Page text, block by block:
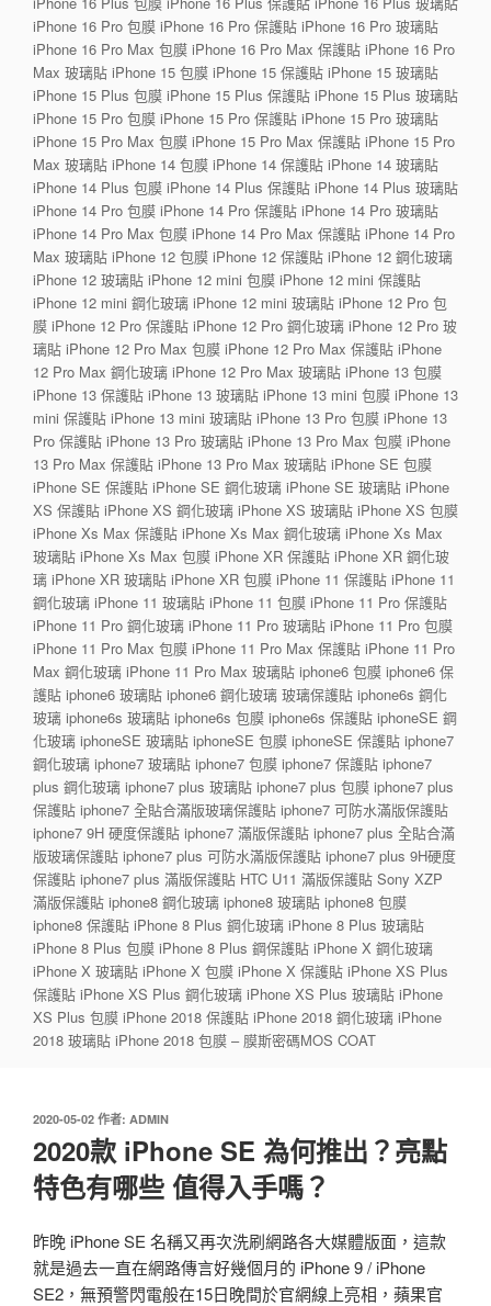
iPhone 16 Pro 包膜 iPhone 16 Pro 保護貼 iPhone 16 Pro 玻璃貼
iPhone 16 Pro Max 包膜 iPhone 16 Pro Max 保護貼 iPhone 16 Pro
Max 玻璃貼 iPhone 15 包膜 iPhone 15 保護貼 iPhone 15 玻璃貼
iPhone 15 Plus 包膜 iPhone 15 Plus 保護貼 iPhone 15 Plus 玻璃貼
iPhone 15 Pro 包膜 iPhone 15 Pro 保護貼 iPhone 15 Pro 玻璃貼
iPhone 15 Pro Max 包膜 iPhone 15 Pro Max 保護貼 iPhone 15 Pro
Max 玻璃貼 iPhone 14 包膜 iPhone 14 保護貼 iPhone 14 玻璃貼
iPhone 14 Plus 包膜 iPhone 14 Plus 保護貼 iPhone 14 Plus 玻璃貼
iPhone 14 Pro 包膜 iPhone 14 Pro 保護貼 iPhone 14 Pro 玻璃貼
iPhone 14 Pro Max 包膜 iPhone 14 Pro Max 保護貼 iPhone 14 Pro
Max 玻璃貼 iPhone 12 包膜 iPhone 12 保護貼 iPhone 12 鋼化玻璃
iPhone 12 玻璃貼 iPhone 12 mini 包膜 iPhone 12 mini 保護貼
iPhone 12 mini 鋼化玻璃 iPhone 12 mini 玻璃貼 iPhone 12 Pro 包
膜 iPhone 12 Pro 保護貼 iPhone 12 Pro 鋼化玻璃 iPhone 12 Pro 玻
璃貼 iPhone 12 Pro Max 包膜 iPhone 12 Pro Max 保護貼 iPhone
12 Pro Max 鋼化玻璃 iPhone 12 Pro Max 玻璃貼 iPhone 13 包膜
iPhone 13 保護貼 iPhone 13 玻璃貼 iPhone 13 mini 包膜 iPhone 13
mini 保護貼 iPhone 13 mini 玻璃貼 iPhone 13 Pro 包膜 iPhone 13
Pro 保護貼 iPhone 13 Pro 玻璃貼 iPhone 13 Pro Max 包膜 iPhone
13 Pro Max 保護貼 iPhone 13 Pro Max 玻璃貼 iPhone SE 包膜
iPhone SE 保護貼 iPhone SE 鋼化玻璃 iPhone SE 玻璃貼 iPhone
XS 保護貼 iPhone XS 鋼化玻璃 iPhone XS 玻璃貼 iPhone XS 包膜
iPhone Xs Max 保護貼 iPhone Xs Max 鋼化玻璃 iPhone Xs Max
玻璃貼 iPhone Xs Max 包膜 iPhone XR 保護貼 iPhone XR 鋼化玻
璃 iPhone XR 玻璃貼 iPhone XR 包膜 iPhone 11 保護貼 iPhone 11
鋼化玻璃 iPhone 11 玻璃貼 iPhone 11 包膜 iPhone 11 Pro 保護貼
iPhone 11 Pro 鋼化玻璃 iPhone 11 Pro 玻璃貼 iPhone 11 Pro 包膜
iPhone 11 Pro Max 包膜 iPhone 11 Pro Max 保護貼 iPhone 11 Pro
Max 鋼化玻璃 iPhone 11 Pro Max 玻璃貼 iphone6 包膜 iphone6 保
護貼 iphone6 玻璃貼 iphone6 鋼化玻璃 玻璃保護貼 iphone6s 鋼化
玻璃 iphone6s 玻璃貼 iphone6s 包膜 iphone6s 保護貼 iphoneSE 鋼
化玻璃 iphoneSE 玻璃貼 iphoneSE 包膜 iphoneSE 保護貼 iphone7
鋼化玻璃 iphone7 玻璃貼 iphone7 包膜 iphone7 保護貼 iphone7
plus 鋼化玻璃 iphone7 plus 玻璃貼 iphone7 plus 包膜 iphone7 plus
保護貼 iphone7 全貼合滿版玻璃保護貼 iphone7 可防水滿版保護貼
iphone7 9H 硬度保護貼 iphone7 滿版保護貼 iphone7 plus 全貼合滿
版玻璃保護貼 iphone7 plus 可防水滿版保護貼 iphone7 plus 9H硬度
保護貼 iphone7 plus 滿版保護貼 HTC U11 滿版保護貼 Sony XZP
滿版保護貼 iphone8 鋼化玻璃 iphone8 玻璃貼 iphone8 包膜
iphone8 保護貼 iPhone 8 Plus 鋼化玻璃 iPhone 8 Plus 玻璃貼
iPhone 8 Plus 包膜 iPhone 8 Plus 鋼保護貼 iPhone X 鋼化玻璃
iPhone X 玻璃貼 iPhone X 包膜 iPhone X 保護貼 iPhone XS Plus
保護貼 iPhone XS Plus 鋼化玻璃 iPhone XS Plus 玻璃貼 iPhone
XS Plus 包膜 iPhone 2018 保護貼 iPhone 2018 鋼化玻璃 iPhone
2018 玻璃貼 iPhone 2018 包膜 – 膜斯密碼MOS COAT
發
於
2020-05-02 作者: ADMIN
2020款 iPhone SE 為何推出？亮點
特色有哪些 值得入手嗎？
昨晚 iPhone SE 名稱又再次洗刷網路各大媒體版面，這款
就是過去一直在網路傳言好幾個月的 iPhone 9 / iPhone
SE2，無預警閃電般在15日晚間於官網線上亮相，蘋果官